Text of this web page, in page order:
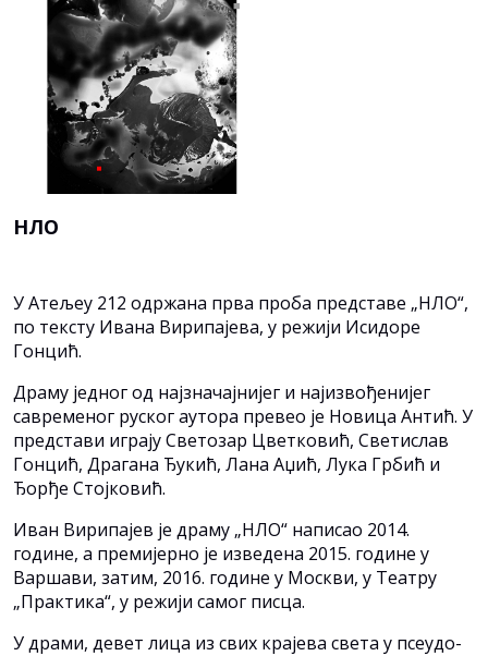
НЛО
У Атељеу 212 одржана прва проба представе „НЛО“,
по тексту Ивана Вирипајева, у режији Исидоре
Гонцић.
Драму једног од најзначајнијег и најизвођенијег
савременог руског аутора превео је Новица Антић. У
представи играју Светозар Цветковић, Светислав
Гонцић, Драгана Ђукић, Лана Аџић, Лука Грбић и
Ђорђе Стојковић.
Иван Вирипајев је драму „НЛО“ написао 2014.
године, а премијерно је изведена 2015. године у
Варшави, затим, 2016. године у Москви, у Театру
„Практика“, у режији самог писца.
У драми, девет лица из свих крајева света у псеудо-